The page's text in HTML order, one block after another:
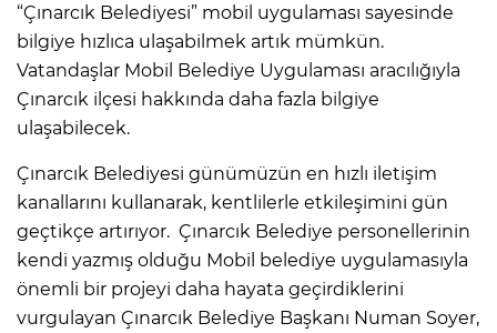
“Çınarcık Belediyesi” mobil uygulaması sayesinde
bilgiye hızlıca ulaşabilmek artık mümkün.
Vatandaşlar Mobil Belediye Uygulaması aracılığıyla
Çınarcık ilçesi hakkında daha fazla bilgiye
ulaşabilecek.
Çınarcık Belediyesi günümüzün en hızlı iletişim
kanallarını kullanarak, kentlilerle etkileşimini gün
geçtikçe artırıyor. Çınarcık Belediye personellerinin
kendi yazmış olduğu Mobil belediye uygulamasıyla
önemli bir projeyi daha hayata geçirdiklerini
vurgulayan Çınarcık Belediye Başkanı Numan Soyer,